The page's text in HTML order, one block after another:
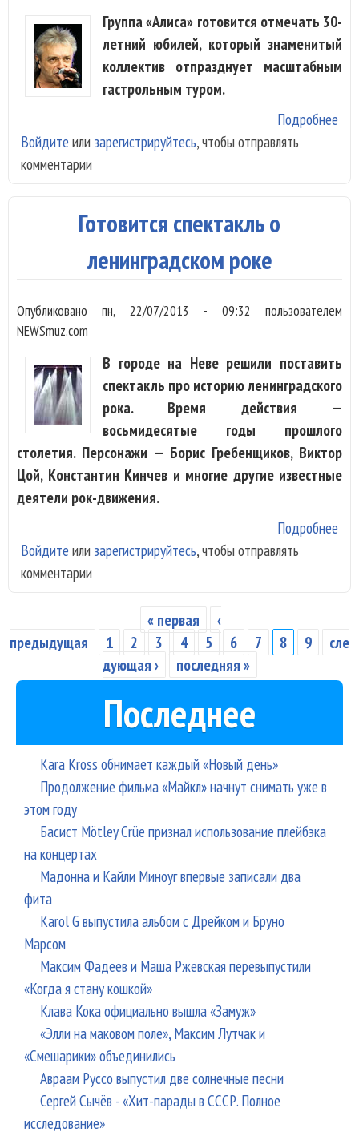
Группа «Алиса» готовится отмечать 30-
летний юбилей, который знаменитый
коллектив отпразднует масштабным
гастрольным туром.
Подробнее
Войдите или зарегистрируйтесь, чтобы отправлять
комментарии
Готовится спектакль о
ленинградском роке
Опубликованопн, 22/07/2013 - 09:32 пользователем
NEWSmuz.com
В городе на Неве решили поставить
спектакль про историю ленинградского
рока. Время действия —
восьмидесятые годы прошлого
столетия. Персонажи — Борис Гребенщиков, Виктор
Цой, Константин Кинчев и многие другие известные
деятели рок-движения.
Подробнее
Войдите или зарегистрируйтесь, чтобы отправлять
комментарии
Страницы
« первая
‹
предыдущая
1 2 3 4 5 6 7 8 9
сле
дующая ›
последняя »
Последнее
Kara Kross обнимает каждый «Новый день»
Продолжение фильма «Майкл» начнут снимать уже в
этом году
Басист Mötley Crüe признал использование плейбэка
на концертах
Мадонна и Кайли Миноуг впервые записали два
фита
Karol G выпустила альбом с Дрейком и Бруно
Марсом
Максим Фадеев и Маша Ржевская перевыпустили
«Когда я стану кошкой»
Клава Кока официально вышла «Замуж»
«Элли на маковом поле», Максим Лутчак и
«Смешарики» объединились
Авраам Руссо выпустил две солнечные песни
Сергей Сычёв - «Хит-парады в СССР. Полное
исследование»